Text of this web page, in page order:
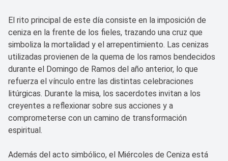
El rito principal de este día consiste en la imposición de
ceniza en la frente de los fieles, trazando una cruz que
simboliza la mortalidad y el arrepentimiento. Las cenizas
utilizadas provienen de la quema de los ramos bendecidos
durante el Domingo de Ramos del año anterior, lo que
refuerza el vínculo entre las distintas celebraciones
litúrgicas. Durante la misa, los sacerdotes invitan a los
creyentes a reflexionar sobre sus acciones y a
comprometerse con un camino de transformación
espiritual.
Además del acto simbólico, el Miércoles de Ceniza está